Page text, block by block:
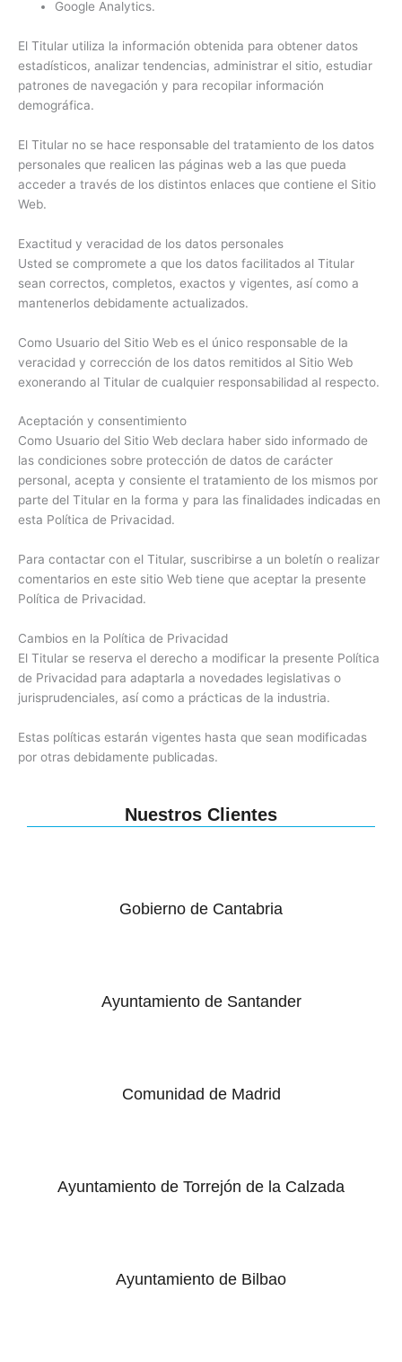
Google Analytics.
El Titular utiliza la información obtenida para obtener datos
estadísticos, analizar tendencias, administrar el sitio, estudiar
patrones de navegación y para recopilar información
demográfica.
El Titular no se hace responsable del tratamiento de los datos
personales que realicen las páginas web a las que pueda
acceder a través de los distintos enlaces que contiene el Sitio
Web.
Exactitud y veracidad de los datos personales
Usted se compromete a que los datos facilitados al Titular
sean correctos, completos, exactos y vigentes, así como a
mantenerlos debidamente actualizados.
Como Usuario del Sitio Web es el único responsable de la
veracidad y corrección de los datos remitidos al Sitio Web
exonerando al Titular de cualquier responsabilidad al respecto.
Aceptación y consentimiento
Como Usuario del Sitio Web declara haber sido informado de
las condiciones sobre protección de datos de carácter
personal, acepta y consiente el tratamiento de los mismos por
parte del Titular en la forma y para las finalidades indicadas en
esta Política de Privacidad.
Para contactar con el Titular, suscribirse a un boletín o realizar
comentarios en este sitio Web tiene que aceptar la presente
Política de Privacidad.
Cambios en la Política de Privacidad
El Titular se reserva el derecho a modificar la presente Política
de Privacidad para adaptarla a novedades legislativas o
jurisprudenciales, así como a prácticas de la industria.
Estas políticas estarán vigentes hasta que sean modificadas
por otras debidamente publicadas.
Nuestros Clientes
Gobierno de Cantabria
Ayuntamiento de Santander
Comunidad de Madrid
Ayuntamiento de Torrejón de la Calzada
Ayuntamiento de Bilbao